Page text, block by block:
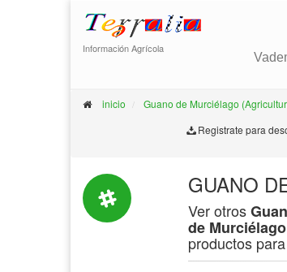
Información Agrícola
inicio Guano de Murciélago
Registrate para
GUANO
Ver otros
de
productos para